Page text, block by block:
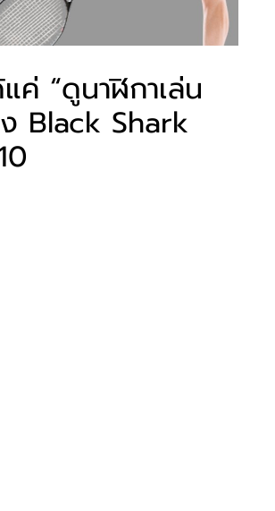
“ดูนาฬิกาเล่น
Black Shark